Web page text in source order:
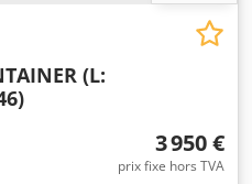
(L:
3 950 €
prix fixe hors TVA